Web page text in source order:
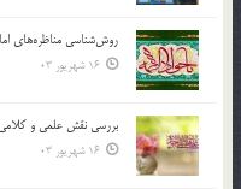
روش‌شناسی مناظره‌های
16 شهریور 03
بررسی نقش علمی و کلامی
16 شهریور 03